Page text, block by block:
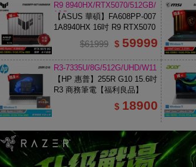
R9 8940HX/RTX5070/512GB/
16G
【ASUS 華碩】FA608PP-007
1A8940HX 16吋 R9 RTX5070
電競筆電
$61999 $ 59999
R3-7335U/8G/512G/UHD/W11
【HP 惠普】255R G10 15.6吋
R3 商務筆電【福利良品】
$ 18900